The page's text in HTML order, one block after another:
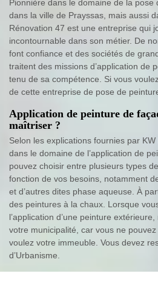
Pionnière dans le domaine de la pose
dans la ville de Prayssas, mais aussi
Rénovation 47 est une entreprise qui
incontournable dans son métier. De
font confiance et des sociétés de
traitent des missions d’application de
tenu de sa compétence. Si vous
de cette entreprise de pose de
Application de peinture de
maîtriser ?
Selon les explications fournies par
dans le domaine de l’application de
pouvez choisir entre plusieurs types
fonction de vos besoins, notamment
et d’autres dites phase aqueuse. À
des peintures à la chaux. Lorsque
l’application d’une peinture
votre municipalité, car vous ne
voulez votre immeuble. Vous devez
d’Urbanisme.